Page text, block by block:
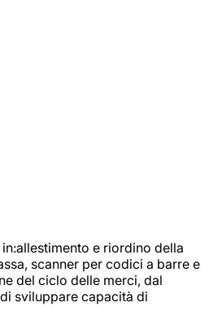
e riordino della
scanner per codici a barre e
del ciclo delle merci, dal
sviluppare capacità di